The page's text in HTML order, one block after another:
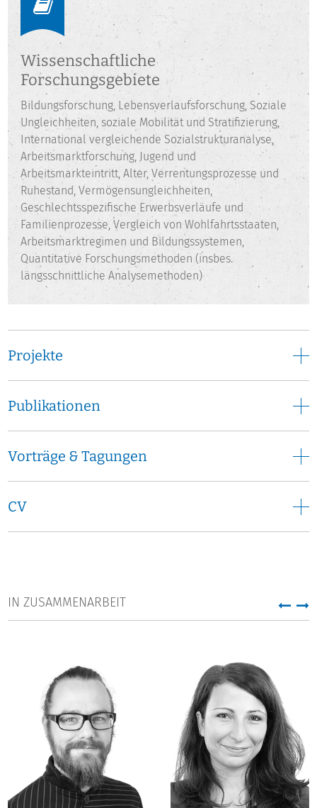
Lebensverlaufssoziologie" an der Leibniz Universität
Wissenschaftliche
Forschungsgebiete
Bildungsforschung, Lebensverlaufsforschung, Soziale
Ungleichheiten, soziale Mobilität und Stratifizierung,
International vergleichende Sozialstrukturanalyse,
Arbeitsmarktforschung, Jugend und
Arbeitsmarkteintritt, Alter, Verrentungsprozesse und
Ruhestand, Vermögensungleichheiten,
Geschlechtsspezifische Erwerbsverläufe und
Familienprozesse, Vergleich von Wohlfahrtsstaaten,
Arbeitsmarktregimen und Bildungssystemen,
Quantitative Forschungsmethoden (insbes.
längsschnittliche Analysemethoden)
Projekte
Publikationen
Vorträge & Tagungen
CV
IN ZUSAMMENARBEIT